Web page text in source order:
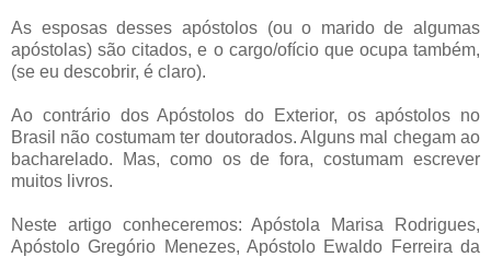
As esposas desses apóstolos (ou o marido de algumas
apóstolas) são citados, e o cargo/ofício que ocupa também,
(se eu descobrir, é claro).
Ao contrário dos Apóstolos do Exterior, os apóstolos no
Brasil não costumam ter doutorados. Alguns mal chegam ao
bacharelado. Mas, como os de fora, costumam escrever
muitos livros.
Neste artigo conheceremos: Apóstola Marisa Rodrigues,
Apóstolo Gregório Menezes, Apóstolo Ewaldo Ferreira da